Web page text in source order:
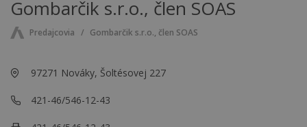
Gombarčik s.r.o., člen SOAS
Predajcovia Gombarčik s.r.o., člen SOAS
97271 Nováky, Šoltésovej 227
421-46/546-12-43